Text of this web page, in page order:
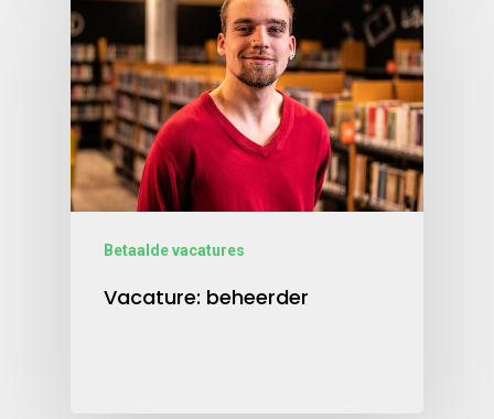
Betaalde vacatures
Vacature: beheerder